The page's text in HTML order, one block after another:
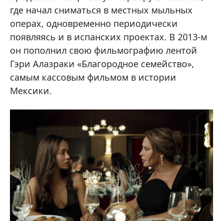
где начал сниматься в местных мыльных
операх, одновременно периодически
появляясь и в испанских проектах. В 2013-м
он пополнил свою фильмографию лентой
Гэри Алазраки «Благородное семейство»,
самым кассовым фильмом в истории
Мексики.